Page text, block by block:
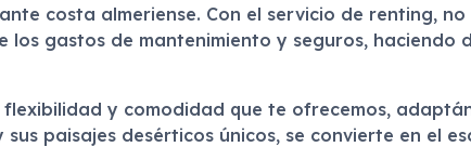
costa almeriense. Con el servicio de renting, no
gastos de mantenimiento y seguros, haciendo
y comodidad que te ofrecemos,
paisajes desérticos únicos, se convierte en el